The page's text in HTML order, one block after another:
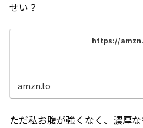
せい？
https://
amzn.to
ただ私お腹が強くなく、濃厚